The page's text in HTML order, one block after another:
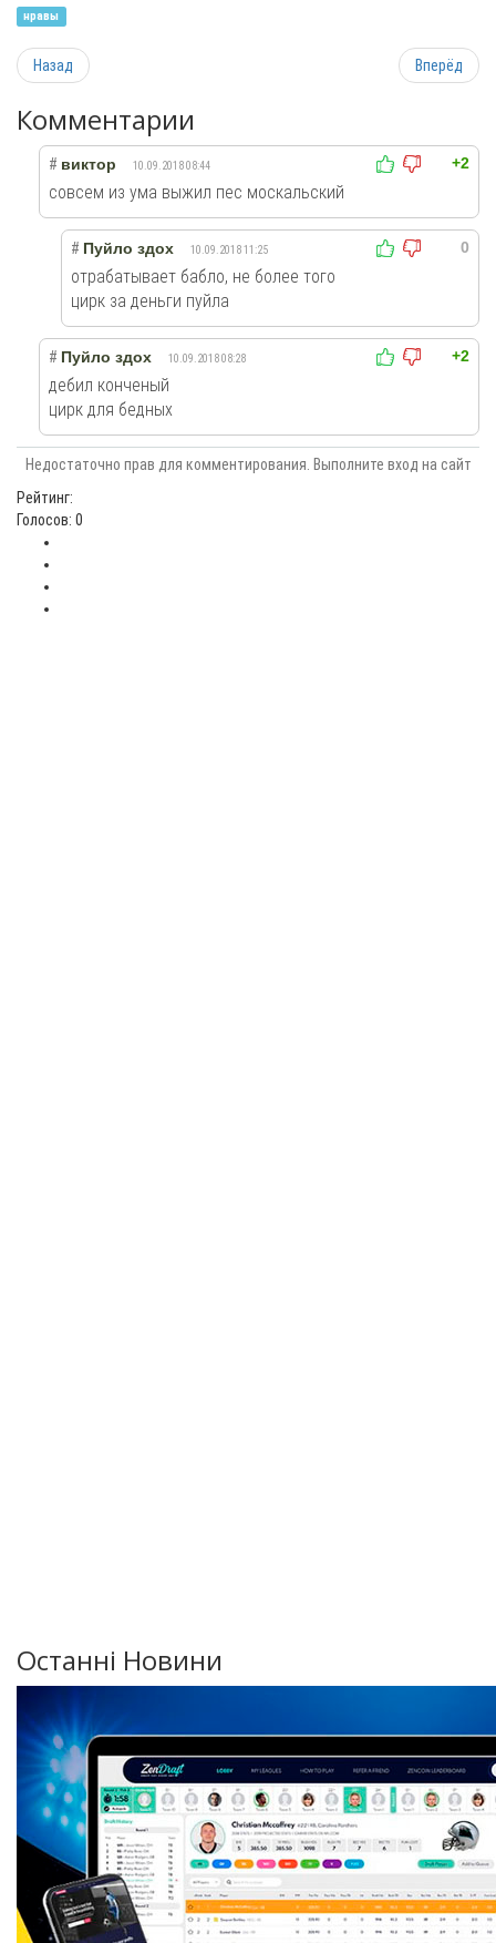
нравы
Назад Вперёд
Комментарии
+2
# виктор 10.09.2018 08:44
совсем из ума выжил пес москальский
0
# Пуйло здох 10.09.2018 11:25
отрабатывает бабло, не более того
цирк за деньги пуйла
+2
# Пуйло здох 10.09.2018 08:28
дебил конченый
цирк для бедных
Недостаточно прав для комментирования. Выполните вход на сайт
Рейтинг:
Голосов: 0
Останні Новини